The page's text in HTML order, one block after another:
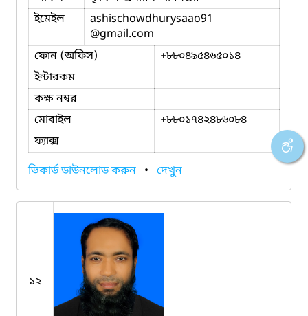
ইমেইল
ashischowdhurysaao91
@gmail.com
ফোন (অফিস)
+৮৮০৪৯৫৪৬৫০১৪
ইন্টারকম
কক্ষ নম্বর
মোবাইল
+৮৮০১৭৪২৪৮৬০৮৪
ফ্যাক্স
ভিকার্ড ডাউনলোড করুন • দেখুন
১২